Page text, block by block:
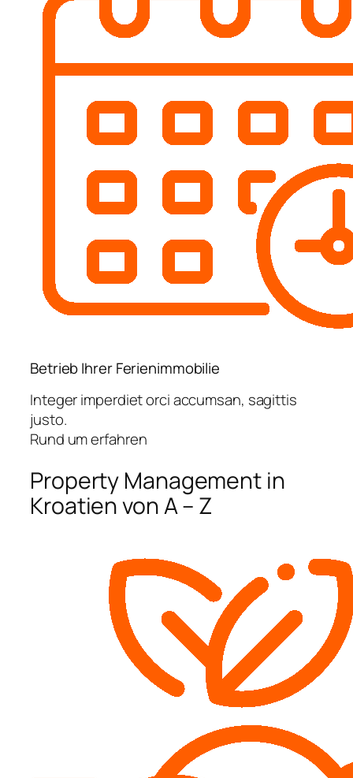
Betrieb Ihrer Ferienimmobilie
Integer imperdiet orci accumsan, sagittis
justo.
Rund um erfahren
Property Management in
Kroatien von A – Z